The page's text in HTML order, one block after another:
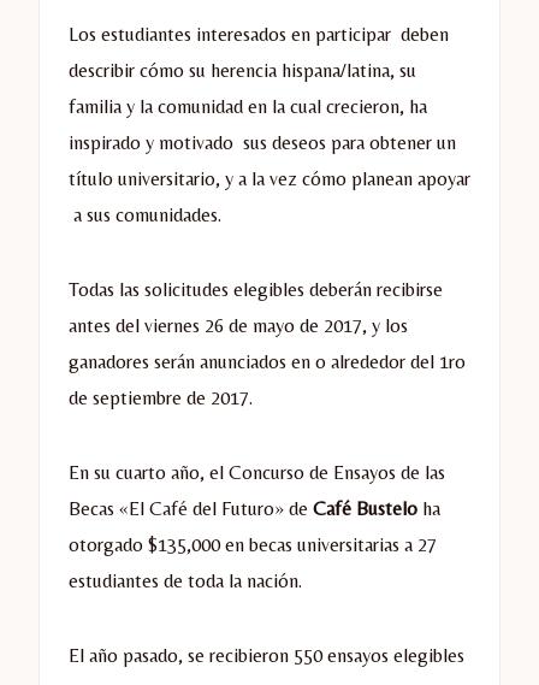
Los estudiantes interesados en participar deben
describir cómo su herencia hispana/latina, su
familia y la comunidad en la cual crecieron, ha
inspirado y motivado sus deseos para obtener un
título universitario, y a la vez cómo planean apoyar
a sus comunidades.
Todas las solicitudes elegibles deberán recibirse
antes del viernes 26 de mayo de 2017, y los
ganadores serán anunciados en o alrededor del 1ro
de septiembre de 2017.
En su cuarto año, el Concurso de Ensayos de las
Becas «El Café del Futuro» de Café Bustelo ha
otorgado $135,000 en becas universitarias a 27
estudiantes de toda la nación.
El año pasado, se recibieron 550 ensayos elegibles